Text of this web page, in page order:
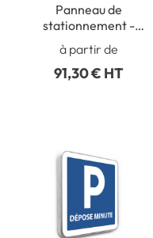
Panneau de
stationnement -
Parking Ambulances
à partir de
91,30 € HT